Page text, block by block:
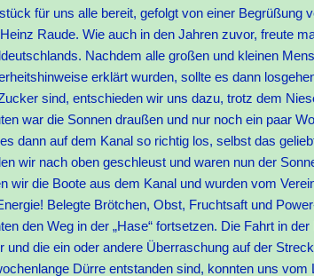
für uns alle bereit, gefolgt von einer
Raude. Wie auch in den Jahren zuvor, freute
Nachdem alle großen und kleinen
erklärt wurden, sollte es dann
sind, entschieden wir uns dazu, trotz dem
war die Sonnen draußen und nur noch ein paar
dann auf dem Kanal so richtig los, selbst das
wir nach oben geschleust und waren nun der
wir die Boote aus dem Kanal und wurden vom
Belegte Brötchen, Obst, Fruchtsaft und
den Weg in der „Hase“ fortsetzen. Die Fahrt in
und die ein oder andere Überraschung auf der
Dürre entstanden sind, konnten uns